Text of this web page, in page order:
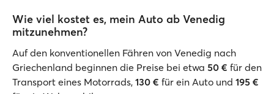
Wie viel kostet es, mein Auto ab Venedig
mitzunehmen?
Auf den konventionellen Fähren von Venedig nach
Griechenland beginnen die Preise bei etwa 50 € für den
Transport eines Motorrads, 130 € für ein Auto und 195 €